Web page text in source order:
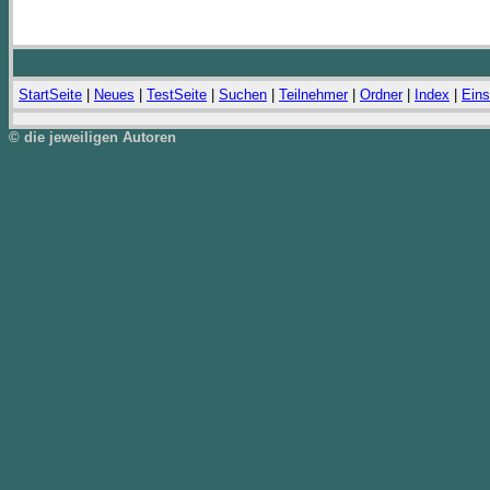
StartSeite Neues TestSeite Suchen Teilnehmer| Ordner| Index
© die jeweiligen Autoren